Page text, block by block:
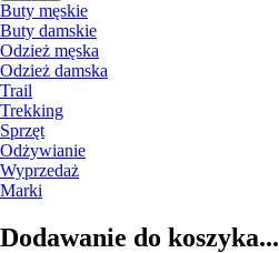
Buty męskie
Buty damskie
Odzież męska
Odzież damska
Trail
Trekking
Sprzęt
Odżywianie
Wyprzedaż
Marki
Dodawanie do koszyka...